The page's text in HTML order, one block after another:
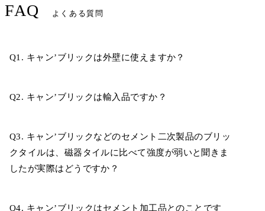
FAQ よくある質問
Q1. キャン’ブリックは外壁に使えますか？
Q2. キャン’ブリックは輸入品ですか？
Q3. キャン’ブリックなどのセメント二次製品のブリッ
クタイルは、磁器タイルに比べて強度が弱いと聞きま
したが実際はどうですか？
Q4. キャン’ブリックはセメント加工品とのことです